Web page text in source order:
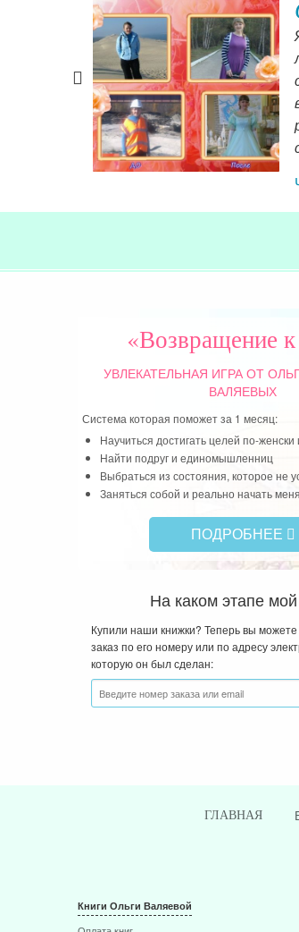
«Возвращение к
УВЛЕКАТЕЛЬНАЯ ИГРАОТ
ВАЛЯЕВЫХ
Система которая поможет за 1 месяц:
Научиться достигать целей по-женски
Найти подруг и единомышленниц
Выбраться из состояния, которое не
Заняться собой и реально начать
ПОДРОБНЕЕ
На каком этапе мой
Купили наши книжки? Теперь вы можете
заказ по его номеру или по адресу
которую он был сделан:
ГЛАВНАЯ
Книги Ольги Валяевой